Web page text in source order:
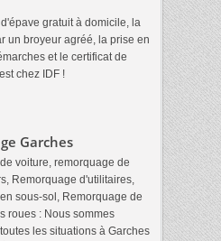
gratuit à domicile, la
un broyeur agréé, la prise en
et le certificat de
chez IDF !
Garches
voiture, remorquage de
Remorquage d'utilitaires,
sous-sol, Remorquage de
roues : Nous sommes
les situations à Garches